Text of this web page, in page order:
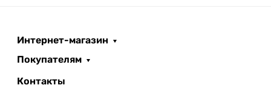
Интернет-магазин
Покупателям
Контакты